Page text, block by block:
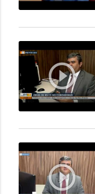
play_circle_outline
play_circle_outline